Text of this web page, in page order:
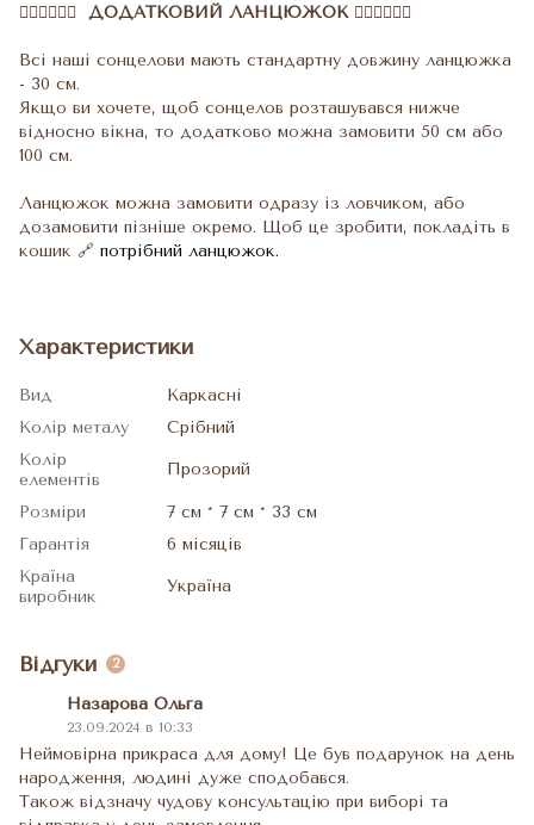
⛓️‍💥⛓️‍💥⛓️‍💥 ДОДАТКОВИЙ ЛАНЦЮЖОК ⛓️‍💥⛓️‍💥⛓️‍💥
Всі наші сонцелови мають стандартну довжину ланцюжка
- 30 см.
Якщо ви хочете, щоб сонцелов розташувався нижче
відносно вікна, то додатково можна замовити 50 см або
100 см.
Ланцюжок можна замовити одразу із ловчиком, або
дозамовити пізніше окремо. Щоб це зробити, покладіть в
кошик 🔗 потрібний ланцюжок.
Характеристики
Вид
Каркасні
Колір металу
Срібний
Колір
елементів
Прозорий
Розміри
7 см * 7 см * 33 см
Гарантія
6 місяців
Країна
виробник
Україна
Відгуки 2
Назарова Ольга
23.09.2024 в 10:33
Неймовірна прикраса для дому! Це був подарунок на день
народження, людині дуже сподобався.
Також відзначу чудову консультацію при виборі та